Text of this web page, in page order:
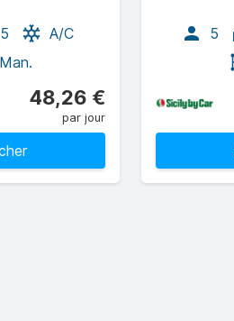
5
A/C
Man.
48,26 €
par jour
5